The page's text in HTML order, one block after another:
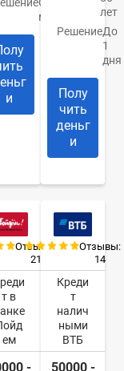
минуты
и
лет
РешениеДо
1
дня
Полу
чить
деньг
и
Отзывы:
21
т в
ем
-
Отзывы:
14
Креди
т
налич
ными
ВТБ
50000 -